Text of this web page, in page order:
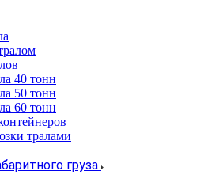
40 тонн
50 тонн
60 тонн
тралами
груза